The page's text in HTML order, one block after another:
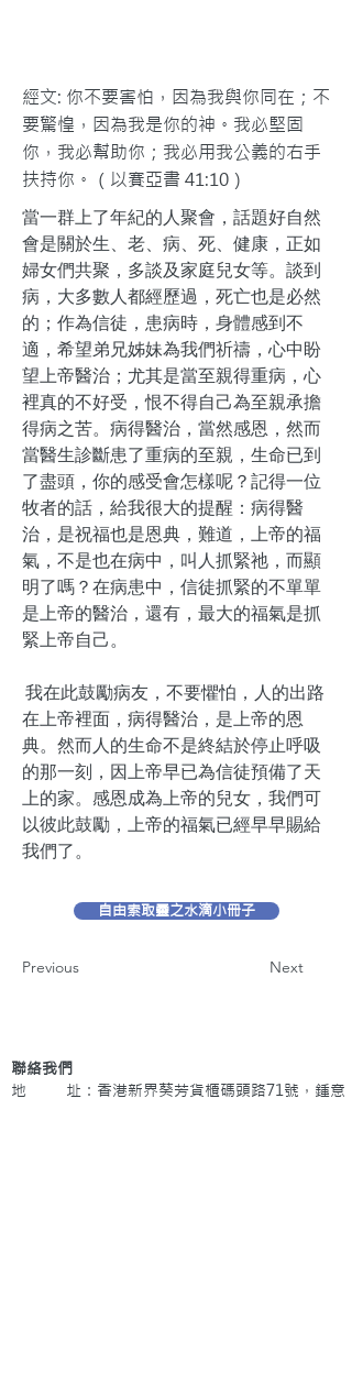
經文: 你不要害怕，因為我與你同在；不
要驚惶，因為我是你的神。我必堅固
你，我必幫助你；我必用我公義的右手
扶持你。（以賽亞書 41:10）
當一群上了年紀的人聚會，話題好自然
會是關於生、老、病、死、健康，正如
婦女們共聚，多談及家庭兒女等。談到
病，大多數人都經歷過，死亡也是必然
的；作為信徒，患病時，身體感到不
適，希望弟兄姊妹為我們祈禱，心中盼
望上帝醫治；尤其是當至親得重病，心
裡真的不好受，恨不得自己為至親承擔
得病之苦。病得醫治，當然感恩，然而
當醫生診斷患了重病的至親，生命已到
了盡頭，你的感受會怎樣呢？記得一位
牧者的話，給我很大的提醒：病得醫
治，是祝福也是恩典，難道，上帝的福
氣，不是也在病中，叫人抓緊祂，而顯
明了嗎？在病患中，信徒抓緊的不單單
是上帝的醫治，還有，最大的福氣是抓
緊上帝自己。
我在此鼓勵病友，不要懼怕，人的出路
在上帝裡面，病得醫治，是上帝的恩
典。然而人的生命不是終結於停止呼吸
的那一刻，因上帝早已為信徒預備了天
上的家。感恩成為上帝的兒女，我們可
以彼此鼓勵，上帝的福氣已經早早賜給
我們了。
自由索取靈之水滴小冊子
Previous Next
聯絡我們
地 址：香港新界葵芳貨櫃碼頭路71號，鍾意